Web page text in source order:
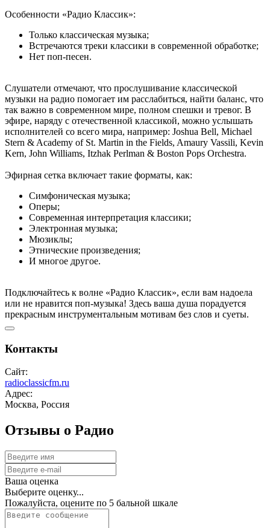
Особенности «Радио Классик»:
Только классическая музыка;
Встречаются треки классики в современной обработке;
Нет поп-песен.
Слушатели отмечают, что прослушивание классической
музыки на радио помогает им расслабиться, найти баланс, что
так важно в современном мире, полном спешки и тревог. В
эфире, наряду с отечественной классикой, можно услышать
исполнителей со всего мира, например: Joshua Bell, Michael
Stern & Academy of St. Martin in the Fields, Amaury Vassili, Kevin
Kern, John Williams, Itzhak Perlman & Boston Pops Orchestra.
Эфирная сетка включает такие форматы, как:
Симфоническая музыка;
Оперы;
Современная интерпретация классики;
Электронная музыка;
Мюзиклы;
Этнические произведения;
И многое другое.
Подключайтесь к волне «Радио Классик», если вам надоела
или не нравится поп-музыка! Здесь ваша душа порадуется
прекрасным инструментальным мотивам без слов и суеты.
Контакты
Сайт:
radioclassicfm.ru
Адрес:
Москва, Россия
Отзывы о Радио
Ваша оценка
Выберите оценку...
Пожалуйста, оцените по 5 бальной шкале